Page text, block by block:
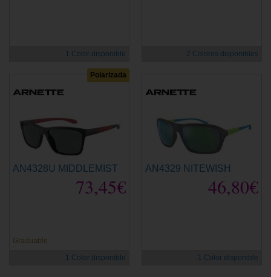
1 Color disponible 2 Colores disponibles
Polarizada
AN4328U MIDDLEMIST
73,45€
Graduable
1 Color disponible
AN4329 NITEWISH
46,80€
1 Color disponible